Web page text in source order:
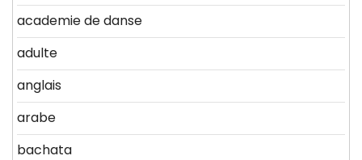
academie de danse
adulte
anglais
arabe
bachata